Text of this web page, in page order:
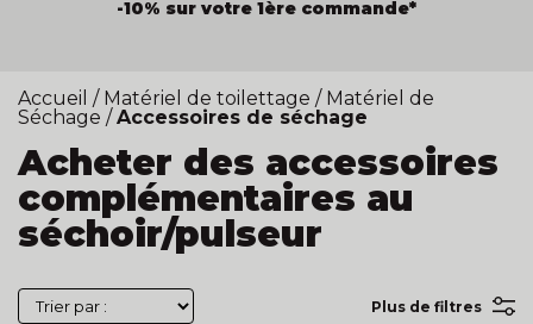
-10% sur votre 1ère commande*
-25% de remise sur les produits
dès 100€ HT de
Accueil / Matériel de toilettage / Matériel de
Séchage / Accessoires de séchage
Acheter des accessoires
complémentaires au
séchoir/pulseur
Plus de filtres